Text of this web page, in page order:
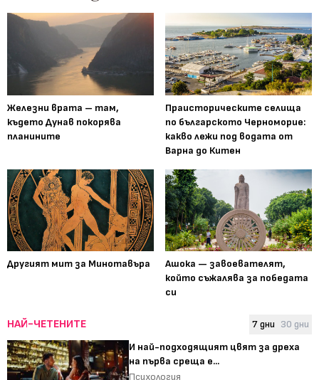
Железни врата – там,
където Дунав покорява
планините
Праисторическите селища
по българското Черноморие:
какво лежи под водата от
Варна до Китен
Другият мит за Минотавъра
Ашока — завоевателят,
който съжалява за победата
си
НАЙ-ЧЕТЕНИТЕ 7 дни 30 дни
И най-подходящият цвят за дреха
на първа среща е...
Психология